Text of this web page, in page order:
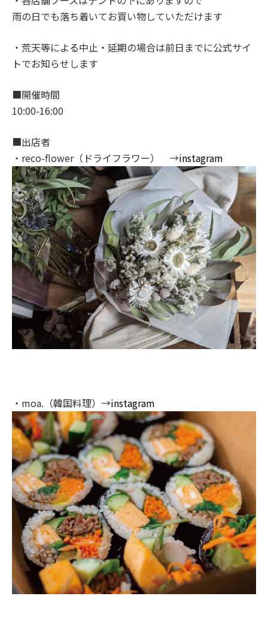
雨の日でも落ち着いてお買い物していただけます
・荒天等による中止・延期の場合は前日までに公式サイ
トでお知らせします
■開催時間
10:00-16:00
■出店者
・reco-flower（ドライフラワー）
→instagram
・moa.（韓国料理）→instagram